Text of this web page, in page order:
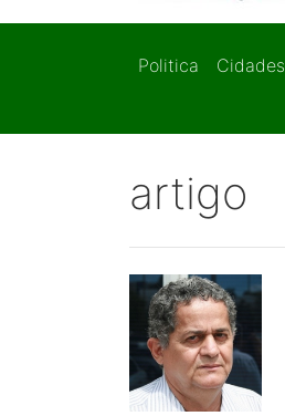
Politica Cidades
artigo